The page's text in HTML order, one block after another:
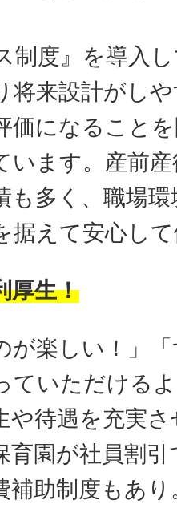
制度』を導入
将来設計がし
価になること
います。産前
も多く、職場
据えて安心し
厚生！
が楽しい！」
ていただける
や待遇を充実
育園が社員割
補助制度もあ